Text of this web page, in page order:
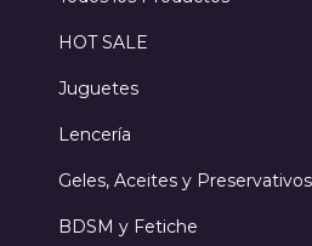
HOT SALE
Juguetes
Lencería
Geles, Aceites y Preservativos
BDSM y Fetiche